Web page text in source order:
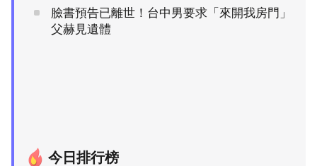
臉書預告已離世！台中男要求「來開我房門」
父赫見遺體
今日排行榜